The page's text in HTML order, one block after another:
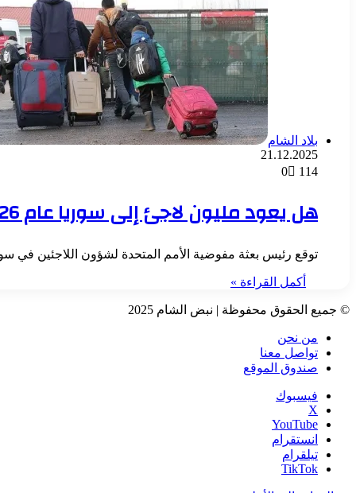
بلاد الشام
21.12.2025
0
114
هل يعود مليون لاجئ إلى سوريا عام 2026 ؟
توقع رئيس بعثة مفوضية الأمم المتحدة لشؤون اللاجئين في
أكمل القراءة »
© جميع الحقوق محفوظة | نبض الشام 2025
من نحن
تواصل معنا
صندوق الموقع
فيسبوك
‫X
‫YouTube
انستقرام
تيلقرام
‫TikTok